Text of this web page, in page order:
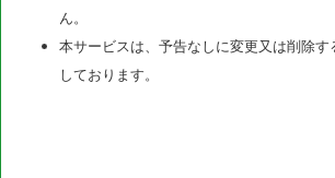
ん。
本サービスは、予告なしに変更又は削除
しております。